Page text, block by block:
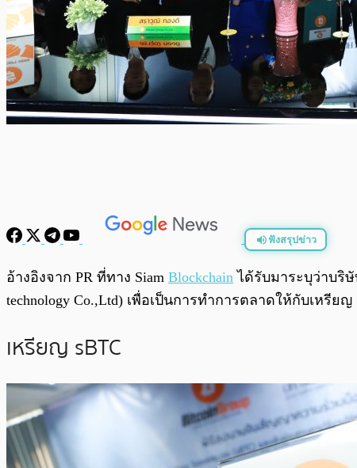
ฟังสรุปข่าว
พร้อมเล่น
อ้างอิงจาก PR ที่ทาง Siam Blockchain ได้รับมาระบุว่าบริ
technology Co.,Ltd) เพื่อเป็นการทำการตลาดให้กับเหรียญ
เหรียญ sBTC